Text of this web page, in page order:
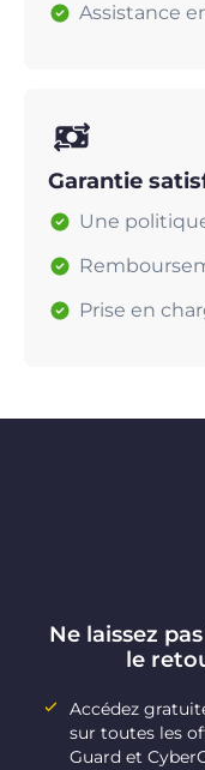
Assistance
Garantie
Une
Prise en
Ne laissez
le
Accédez
sur toutes les
Guard et